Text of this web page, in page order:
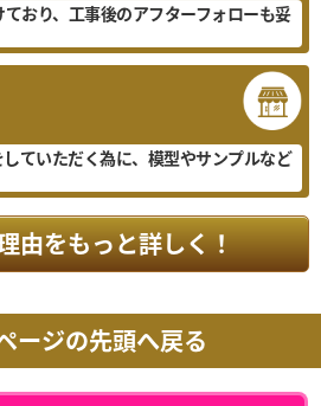
おり、工事後のアフターフォローも妥
ていただく為に、模型やサンプルなど
由をもっと詳しく！
ージの先頭へ戻る